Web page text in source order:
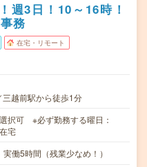
週3日！10～16時！
務
在宅・リモート
越前駅から徒歩1分
択可 ※必ず勤務する曜日：
宅
働5時間（残業少なめ！）